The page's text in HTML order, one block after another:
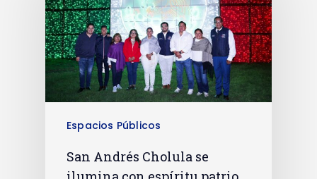
Espacios Públicos
San Andrés Cholula se